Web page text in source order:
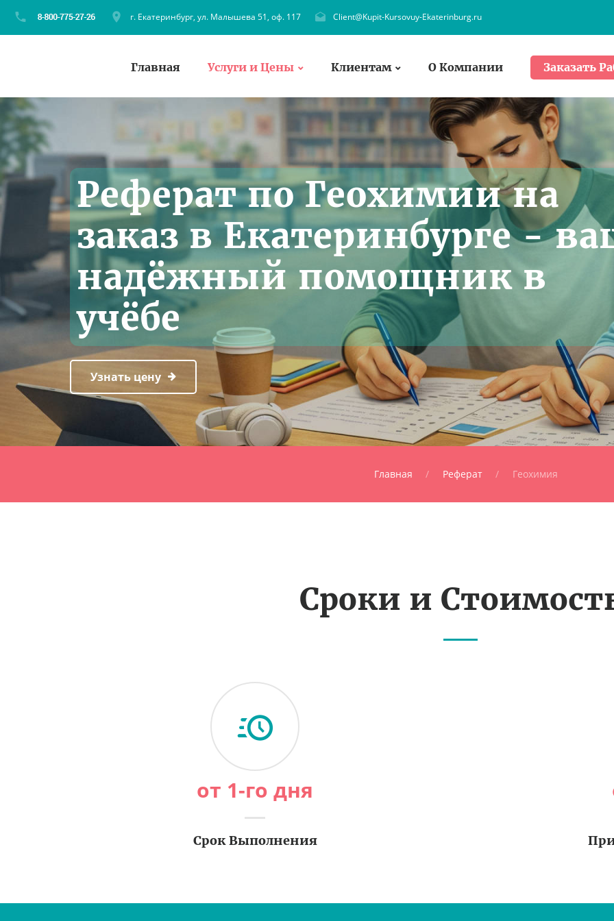
г. Екатеринбург, ул. Малышева 51, оф. 117 Client@Kupit-Kursovuy-Ekaterinburg.ru
Главная Услуги и Цены Клиентам О Компании Заказать
Реферат по Геохимии на
заказ в Екатеринбурге -
надёжный помощник в
учёбе
Узнать цену
Главная Реферат Геохимия
Сроки и
от 1-го дня
Срок Выполнения